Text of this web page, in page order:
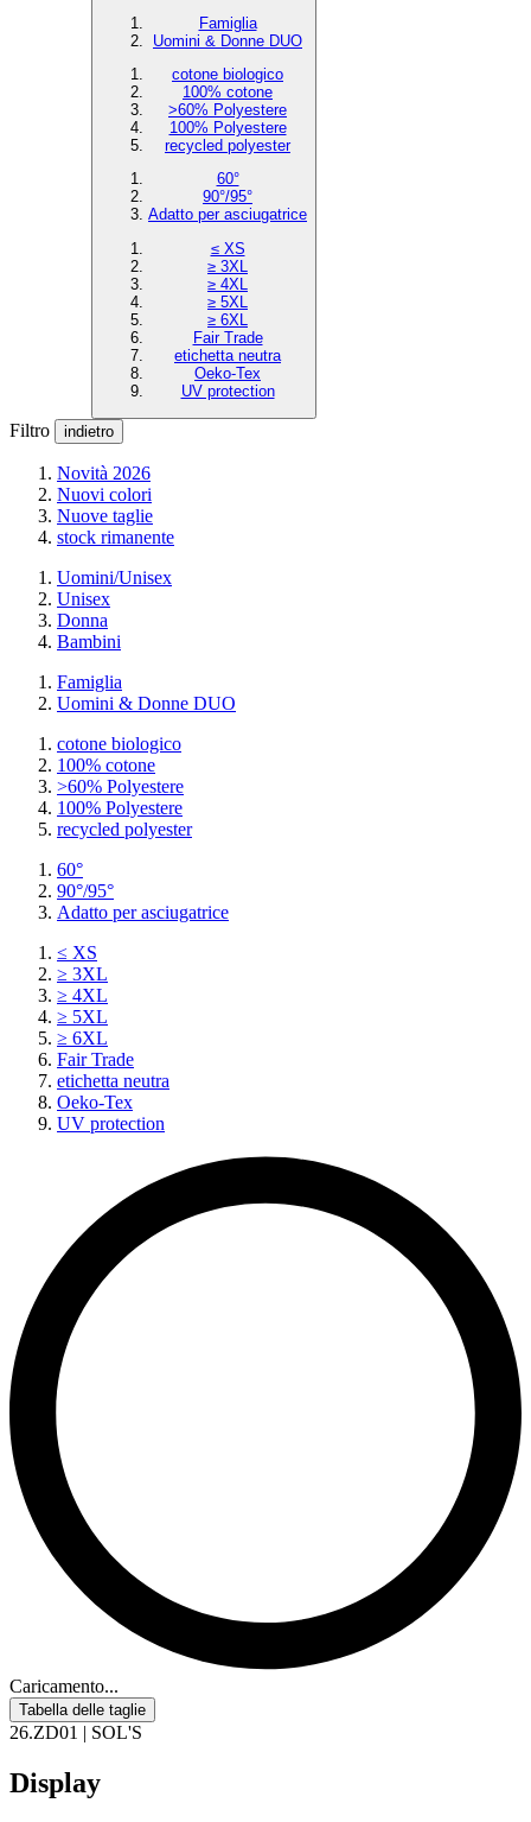
Famiglia
Uomini & Donne DUO
cotone biologico
100% cotone
>60% Polyestere
100% Polyestere
recycled polyester
60°
90°/95°
Adatto per asciugatrice
≤ XS
≥ 3XL
≥ 4XL
≥ 5XL
≥ 6XL
Fair Trade
etichetta neutra
Oeko-Tex
UV protection
Filtro indietro
Novità 2026
Nuovi colori
Nuove taglie
stock rimanente
Uomini/Unisex
Unisex
Donna
Bambini
Famiglia
Uomini & Donne DUO
cotone biologico
100% cotone
>60% Polyestere
100% Polyestere
recycled polyester
60°
90°/95°
Adatto per asciugatrice
≤ XS
≥ 3XL
≥ 4XL
≥ 5XL
≥ 6XL
Fair Trade
etichetta neutra
Oeko-Tex
UV protection
Caricamento...
Tabella delle taglie
26.ZD01 | SOL'S
Display